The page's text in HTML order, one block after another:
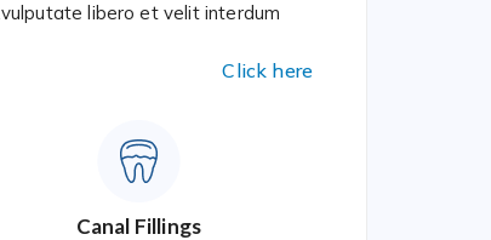
vulputate libero et velit interdum.
Click here
Canal Fillings